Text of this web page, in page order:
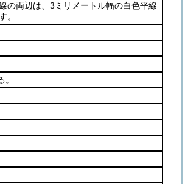
の両辺は、3ミリメートル幅の白色平線
。